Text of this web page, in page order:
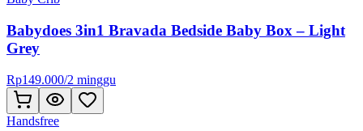
Babydoes 3in1 Bravada Bedside Baby Box – Light
Grey
Rp149.000/2 minggu
Handsfree